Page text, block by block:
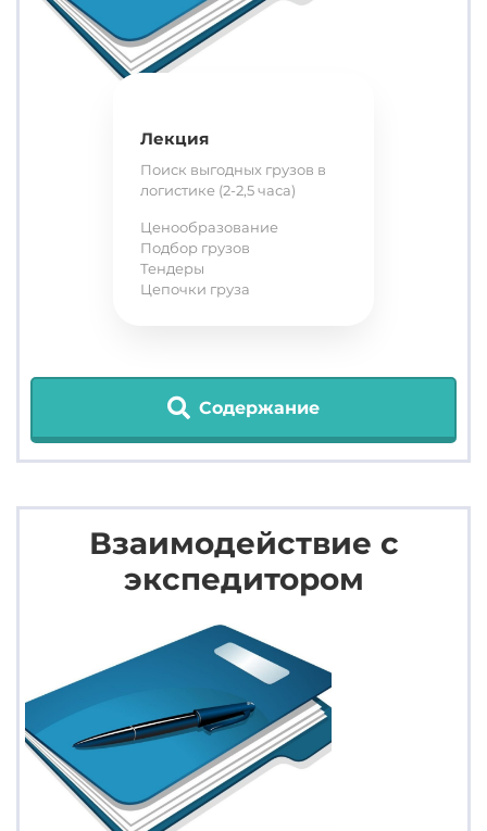
Лекция
Поиск выгодных грузов в
логистике (2-2,5 часа)
Ценообразование
Подбор грузов
Тендеры
Цепочки груза
Содержание
Взаимодействие с
экспедитором